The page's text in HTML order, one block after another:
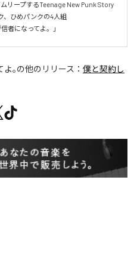
リープするTeenage New Punk Story
、ひめパンクの4人組
者になってよ。」
よ｡の他のリリース： 僕と契約し